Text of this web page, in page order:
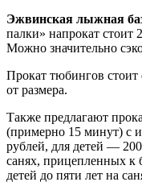
Эжвинская лыжная
палки» напрокат стоит
Можно значительно
Прокат тюбингов стоит
от размера.
Также предлагают
(примерно 15 минут) с
рублей, для детей —
санях, прицепленных к
детей до пяти лет на